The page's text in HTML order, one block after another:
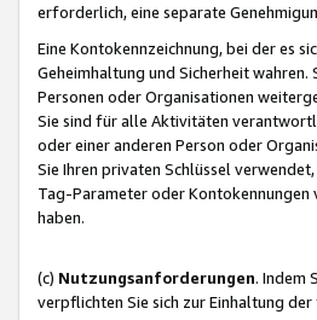
erforderlich, eine separate
Eine Kontokennzeichnung, bei der es
Geheimhaltung und Sicherheit
Personen oder Organisationen
Sie sind für alle Aktivitäten
oder einer anderen Person oder
Sie Ihren privaten Schlüssel
Tag-Parameter oder Kontokennungen
haben.
(c) Nutzungsanforderungen. Indem
verpflichten Sie sich zur Einhaltung